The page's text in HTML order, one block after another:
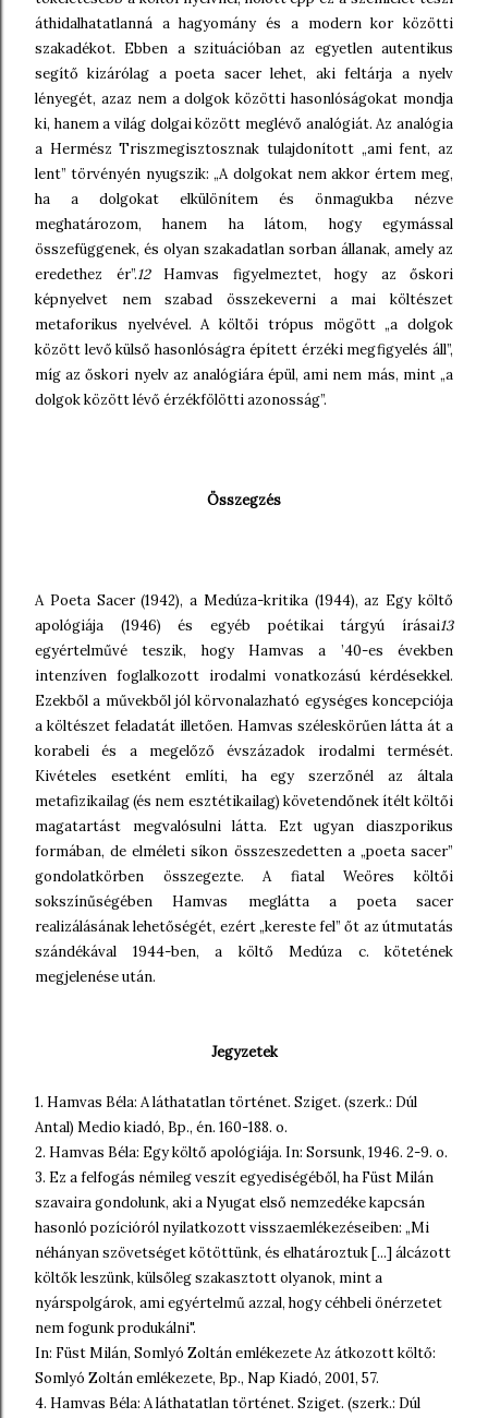
áthidalhatatlanná a hagyomány és a modern kor közötti
szakadékot. Ebben a szituációban az egyetlen autentikus
segítő kizárólag a poeta sacer lehet, aki feltárja a nyelv
lényegét, azaz nem a dolgok közötti hasonlóságokat mondja
ki, hanem a világ dolgai között meglévő analógiát. Az analógia
a Hermész Triszmegisztosznak tulajdonított „ami fent, az
lent” törvényén nyugszik: „A dolgokat nem akkor értem meg,
ha a dolgokat elkülönítem és önmagukba nézve
meghatározom, hanem ha látom, hogy egymással
összefüggenek, és olyan szakadatlan sorban állanak, amely az
eredethez ér”.12 Hamvas figyelmeztet, hogy az őskori
képnyelvet nem szabad összekeverni a mai költészet
metaforikus nyelvével. A költői trópus mögött „a dolgok
között levő külső hasonlóságra épített érzéki megfigyelés áll”,
míg az őskori nyelv az analógiára épül, ami nem más, mint „a
dolgok között lévő érzékfölötti azonosság”.
Összegzés
A Poeta Sacer (1942), a Medúza-kritika (1944), az Egy költő
apológiája (1946) és egyéb poétikai tárgyú írásai13
egyértelművé teszik, hogy Hamvas a ’40-es években
intenzíven foglalkozott irodalmi vonatkozású kérdésekkel.
Ezekből a művekből jól körvonalazható egységes koncepciója
a költészet feladatát illetően. Hamvas széleskörűen látta át a
korabeli és a megelőző évszázadok irodalmi termését.
Kivételes esetként említi, ha egy szerzőnél az általa
metafizikailag (és nem esztétikailag) követendőnek ítélt költői
magatartást megvalósulni látta. Ezt ugyan diaszporikus
formában, de elméleti síkon összeszedetten a „poeta sacer”
gondolatkörben összegezte. A fiatal Weöres költői
sokszínűségében Hamvas meglátta a poeta sacer
realizálásának lehetőségét, ezért „kereste fel” őt az útmutatás
szándékával 1944-ben, a költő Medúza c. kötetének
megjelenése után.
Jegyzetek
1. Hamvas Béla: A láthatatlan történet. Sziget. (szerk.: Dúl
Antal) Medio kiadó, Bp., én. 160-188. o.
2. Hamvas Béla: Egy költő apológiája. In: Sorsunk, 1946. 2-9. o.
3. Ez a felfogás némileg veszít egyediségéből, ha Füst Milán
szavaira gondolunk, aki a Nyugat első nemzedéke kapcsán
hasonló pozícióról nyilatkozott visszaemlékezéseiben: „Mi
néhányan szövetséget kötöttünk, és elhatároztuk [...] álcázott
költők leszünk, külsőleg szakasztott olyanok, mint a
nyárspolgárok, ami egyértelmű azzal, hogy céhbeli önérzetet
nem fogunk produkálni".
In: Füst Milán, Somlyó Zoltán emlékezete Az átkozott költő:
Somlyó Zoltán emlékezete, Bp., Nap Kiadó, 2001, 57.
4. Hamvas Béla: A láthatatlan történet. Sziget. (szerk.: Dúl